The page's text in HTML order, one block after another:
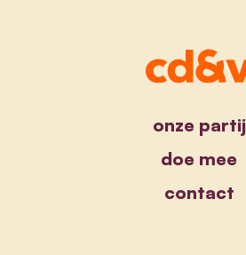
onze partij
doe mee
contact